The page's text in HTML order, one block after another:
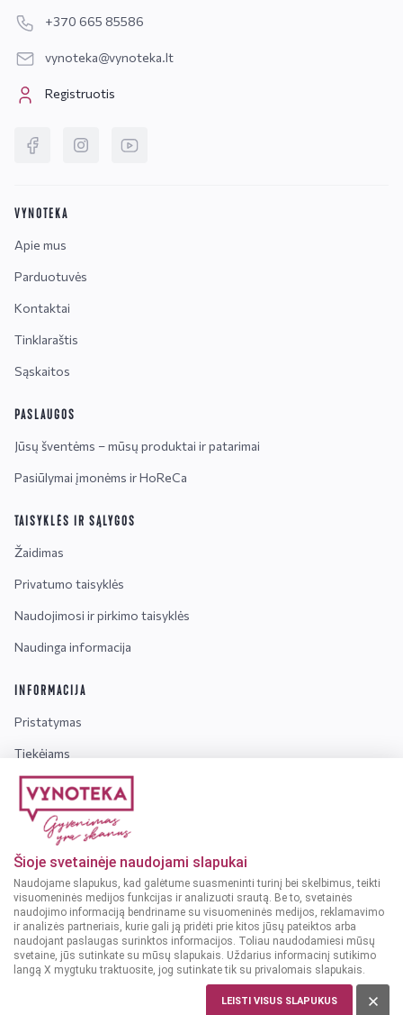
Šioje svetainėje naudojami slapukai
Naudojame slapukus, kad galėtume suasmeninti turinį bei skelbimus, teikti
visuomeninės medijos funkcijas ir analizuoti srautą. Be to, svetainės
naudojimo informaciją bendriname su visuomeninės medijos, reklamavimo
ir analizės partneriais, kurie gali ją pridėti prie kitos jūsų pateiktos arba
naudojant paslaugas surinktos informacijos. Toliau naudodamiesi mūsų
svetaine, jūs sutinkate su mūsų slapukais. Uždarius informacinį sutikimo
langą X mygtuku traktuosite, jog sutinkate tik su privalomais slapukais.
LEISTI VISUS SLAPUKUS
+370 665 85586
vynoteka@vynoteka.lt
Registruotis
VYNOTEKA
Apie mus
Parduotuvės
Kontaktai
Tinklaraštis
Sąskaitos
PASLAUGOS
Jūsų šventėms – mūsų produktai ir patarimai
Pasiūlymai įmonėms ir HoReCa
TAISYKLĖS IR SĄLYGOS
Žaidimas
Privatumo taisyklės
Naudojimosi ir pirkimo taisyklės
Naudinga informacija
INFORMACIJA
Pristatymas
Tiekėjams
Karjera
Dažniausiai užduodami klausimai
Dėmesio!
Alkoholinius gėrimus gali įsigyti tik asmenys,
kuriems yra ne mažiau kaip 20 metų.